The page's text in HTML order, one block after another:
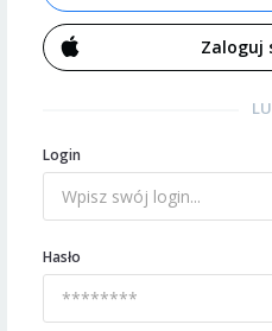
Zaloguj
Login
Hasło